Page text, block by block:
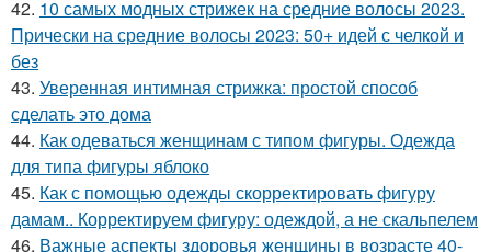
42. 10 самых модных стрижек на средние волосы 2023.
Прически на средние волосы 2023: 50+ идей с челкой и
без
43. Уверенная интимная стрижка: простой способ
сделать это дома
44. Как одеваться женщинам с типом фигуры. Одежда
для типа фигуры яблоко
45. Как с помощью одежды скорректировать фигуру
дамам.. Корректируем фигуру: одеждой, а не скальпелем
46. Важные аспекты здоровья женщины в возрасте 40-